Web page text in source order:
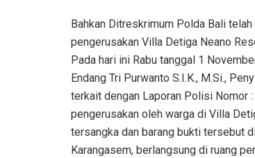
Bahkan Ditreskrimum Polda Bali
pengerusakan Villa Detiga Neano
Pada hari ini Rabu tanggal 1
Endang Tri Purwanto S.I.K., M.Si.,
terkait dengan Laporan Polisi
pengerusakan oleh warga di Villa
tersangka dan barang bukti tersebut
Karangasem, berlangsung di ruang